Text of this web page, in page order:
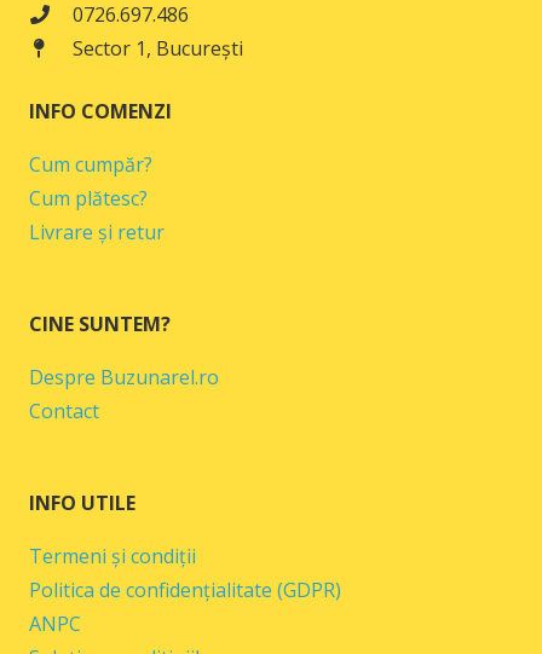
0726.697.486
Sector 1, București
INFO COMENZI
Cum cumpăr?
Cum plătesc?
Livrare și retur
CINE SUNTEM?
Despre Buzunarel.ro
Contact
INFO UTILE
Termeni și condiții
Politica de confidențialitate (GDPR)
ANPC